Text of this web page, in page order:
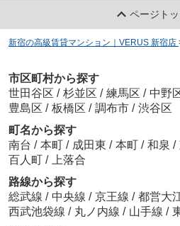
ページト
新宿の高級賃貸マンション｜VERUS 新宿店
市区町村から探す
世田谷区 / 杉並区 / 練馬区 / 中野
豊島区 / 板橋区 / 調布市 / 渋谷区
町名から探す
南台 / 本町 / 成田東 / 本町 / 和泉 /
百人町 /
上落合
路線から探す
総武線 / 中央線 / 京王線 / 都営大
西武池袋線 / 丸ノ内線 / 山手線 /